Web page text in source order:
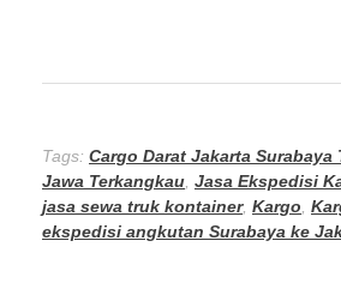
Tags: Cargo Darat Jakarta Surabaya
Jawa Terkangkau, Jasa Ekspedisi
jasa sewa truk kontainer, Kargo,
ekspedisi angkutan Surabaya ke